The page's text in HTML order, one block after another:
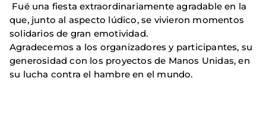
Fué una fiesta extraordinariamente agradable en la
que, junto al aspecto lúdico, se vivieron momentos
solidarios de gran emotividad.
Agradecemos a los organizadores y participantes, su
generosidad con los proyectos de Manos Unidas, en
su lucha contra el hambre en el mundo.